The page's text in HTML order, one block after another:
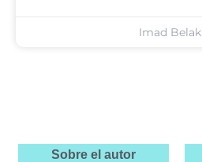
Imad Belak
Sobre el autor